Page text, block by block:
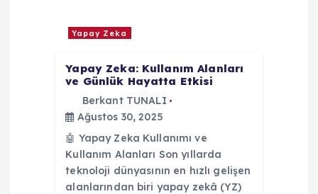
Yapay Zeka
Yapay Zeka: Kullanım Alanları
ve Günlük Hayatta Etkisi
Berkant TUNALI
Ağustos 30, 2025
🤖 Yapay Zeka Kullanımı ve
Kullanım Alanları Son yıllarda
teknoloji dünyasının en hızlı gelişen
alanlarından biri yapay zekâ (YZ)